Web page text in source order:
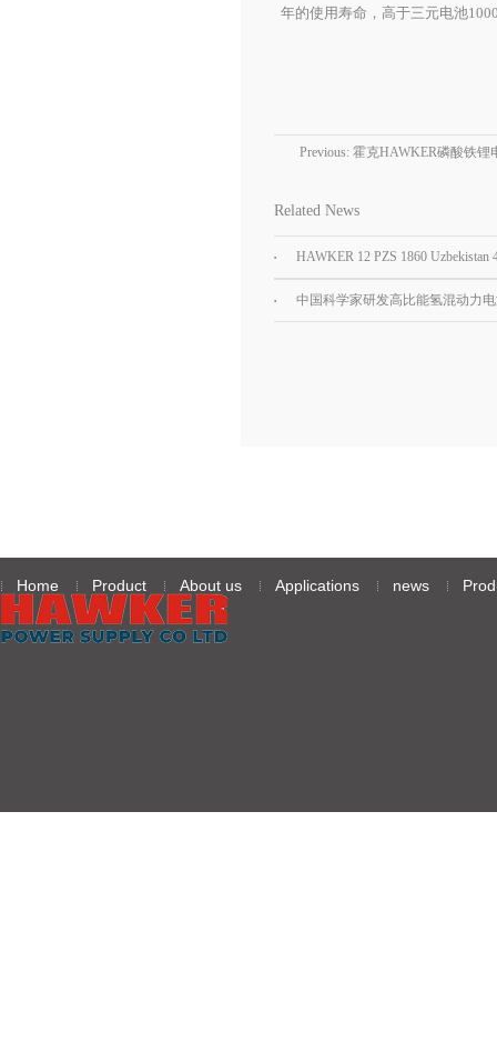
年的使用寿命，高于三元电池
Previous:霍克HAWKER磷酸铁锂
Related News
HAWKER 12 PZS 1860 Uzbekistan
Car tractor battery
中国科学家研发高比能氢混动力
Home Product About us Applications news